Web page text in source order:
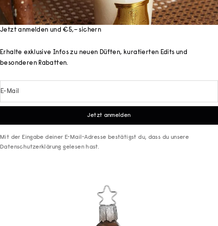
Jetzt anmelden und €5,– sichern
Erhalte exklusive Infos zu neuen Düften, kuratierten Edits und
besonderen Rabatten.
E-Mail
Jetzt anmelden
Mit der Eingabe deiner E-Mail-Adresse bestätigst du, dass du unsere
Datenschutzerklärung gelesen hast.